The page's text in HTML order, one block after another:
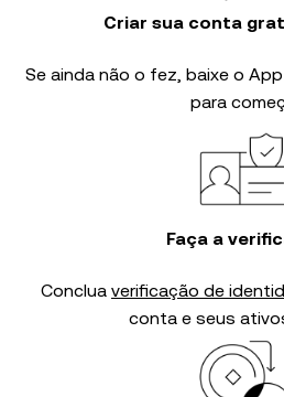
Criar sua conta
Se ainda não o fez, baixe o
para
Faça a
Conclua verificação de
conta e seus